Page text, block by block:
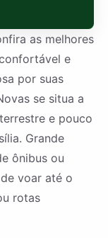
as melhores
e
por suas
se situa a
e pouco
Grande
ônibus ou
voar até o
rotas